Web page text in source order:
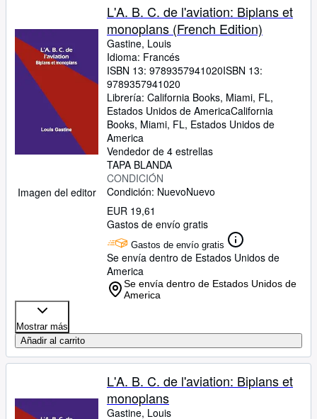
Imagen del editor
L'A. B. C. de l'aviation: Biplans et
monoplans (French Edition)
Gastine, Louis
Idioma: Francés
ISBN 13: 9789357941020ISBN 13:
9789357941020
Librería: California Books, Miami, FL,
Estados Unidos de AmericaCalifornia
Books, Miami, FL, Estados Unidos de
America
Vendedor de 4 estrellas
TAPA BLANDA
CONDICIÓN
Condición: NuevoNuevo
EUR 19,61
Gastos de envío gratis
Gastos de envío gratis
Se envía dentro de Estados Unidos de
America
Se envía dentro de Estados Unidos de
America
Mostrar más
Añadir al carrito
L'A. B. C. de l'aviation: Biplans et
monoplans
Gastine, Louis